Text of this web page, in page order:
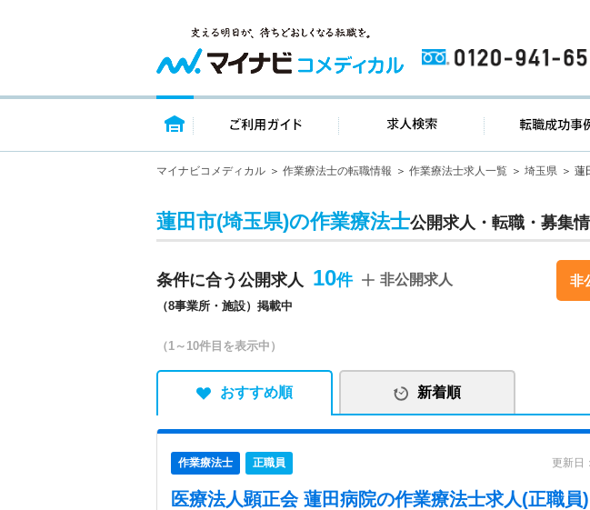
トップページ ご利用ガイド 求人検索
マイナビコメディカル 作業療法士の転職情報 作業療法士求人一覧 埼玉県 蓮
蓮田市(埼玉県)の作業療法士公開求人・転職・募集
条件に合う公開求人 10
（8事業所・施設）掲載中
非公開求人 非
（1～10件目を表示中）
おすすめ順 新着順
作業療法士 正職員 更新日
医療法人顕正会 蓮田病院の作業療法士求人(正職員)